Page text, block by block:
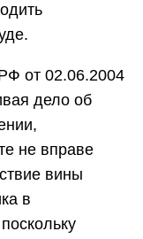
от 02.06.2004
дело об
не вправе
вины
в